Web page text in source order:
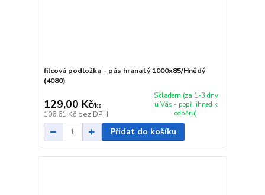
filcová podložka - pás hranatý 1000x85/Hnědý
(4080)
129,00 Kč/ks
106,61 Kč bez DPH
Skladem (za 1-3 dny
u Vás - popř. ihned k
odběru)
Přidat do košíku